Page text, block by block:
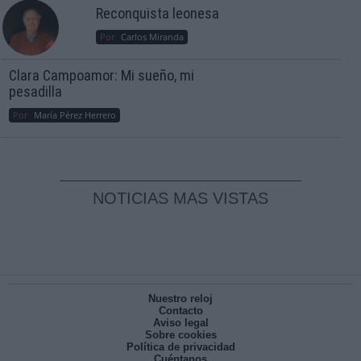
Reconquista leonesa
Por Carlos Miranda
Clara Campoamor: Mi sueño, mi
pesadilla
Por María Pérez Herrero
NOTICIAS MAS VISTAS
Nuestro reloj
Contacto
Aviso legal
Sobre cookies
Política de privacidad